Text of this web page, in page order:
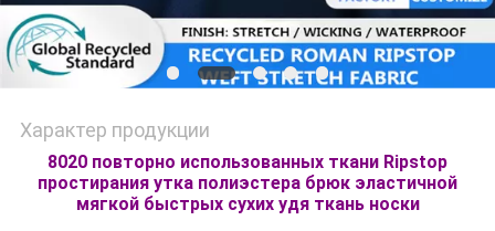
Характер продукции
8020 повторно использованных ткани Ripstop
простирания утка полиэстера брюк эластичной
мягкой быстрых сухих удя ткань носки